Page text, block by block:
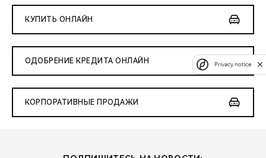
КУПИТЬ ОНЛАЙН
ОДОБРЕНИЕ КРЕДИТА ОНЛАЙН
КОРПОРАТИВНЫЕ ПРОДАЖИ
Privacy notice